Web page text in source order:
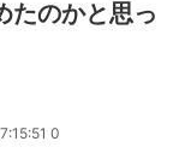
たのかと思っ
0